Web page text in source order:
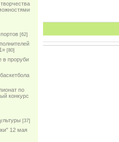
[62]
[80]
в проруби
по
конкурс
[37]
12 мая